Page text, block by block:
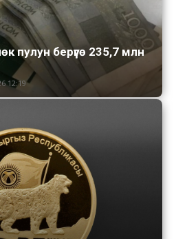
пулун берүүгө 235,7 млн
12:19